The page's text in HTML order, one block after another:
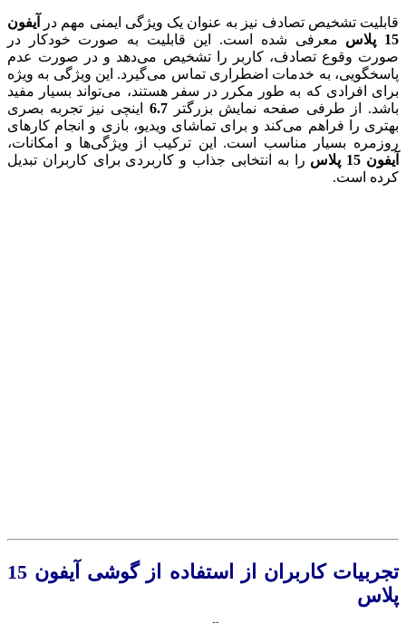
قابلیت تشخیص تصادف نیز به عنوان یک ویژگی ایمنی مهم در
آیفون
15 پلاس
معرفی شده است. این قابلیت به صورت خودکار در
صورت وقوع تصادف، کاربر را تشخیص می‌دهد و در صورت عدم
پاسخگویی، به خدمات اضطراری تماس می‌گیرد. این ویژگی به ویژه
برای افرادی که به طور مکرر در سفر هستند، می‌تواند بسیار مفید
باشد. از طرفی صفحه نمایش بزرگتر6.7 اینچی نیز تجربه بصری
بهتری را فراهم می‌کند و برای تماشای ویدیو، بازی و انجام کارهای
روزمره بسیار مناسب است. این ترکیب از ویژگی‌ها و امکانات،
آیفون 15 پلاس
را به انتخابی جذاب و کاربردی برای کاربران تبدیل
کرده است.
تجربیات کاربران از استفاده از گوشی آیفون 15
پلاس